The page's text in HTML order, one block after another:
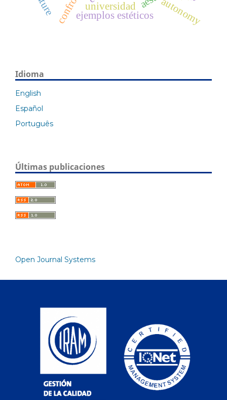
universidad
ejemplos estéticos
autonomy
Idioma
English
Español
Português
Últimas publicaciones
Open Journal Systems